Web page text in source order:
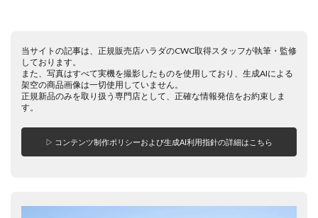
当サイトの記事は、正規販売店ハラダのCWC取得スタッフが執筆・監修
しております。
また、写真はすべて実機を撮影したものを使用しており、生成AIによる
架空の商品画像は一切使用していません。
正規新品のみを取り扱う専門店として、正確な情報発信をお約束しま
す。
▷ コンテンツ制作ポリシーおよび生成AI利用指針の詳細はこちら